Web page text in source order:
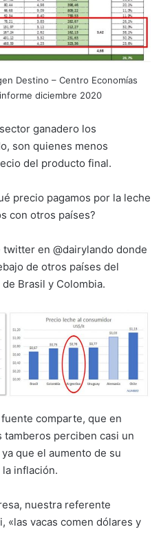
Destino – Centro Economías
diciembre 2020
ganadero los
son quienes menos
del producto final.
precio pagamos por la leche
con otros países?
en @dairylando donde
de otros países del
Brasil y Colombia.
comparte, que en
perciben casi un
que el aumento de su
inflación.
nuestra referente
«las vacas comen dólares y